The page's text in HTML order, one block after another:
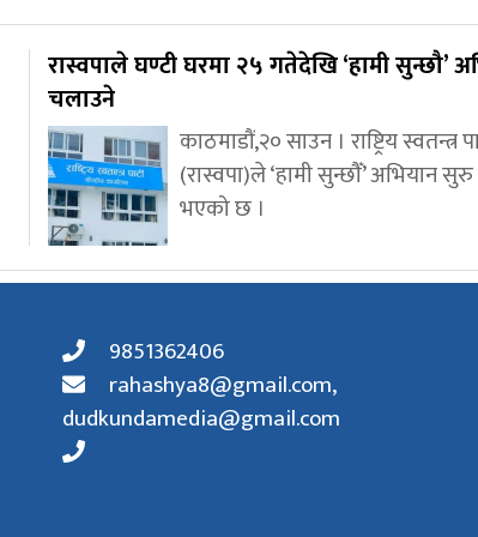
रास्वपाले घण्टी घरमा २५ गतेदेखि ‘हामी सुन्छौ’
चलाउने
काठमाडौं,२० साउन । राष्ट्रिय स्वतन्त्र
(रास्वपा)ले ‘हामी सुन्छौँ’ अभियान सुरु
भएको छ ।
9851362406
rahashya8@gmail.com,
dudkundamedia@gmail.com